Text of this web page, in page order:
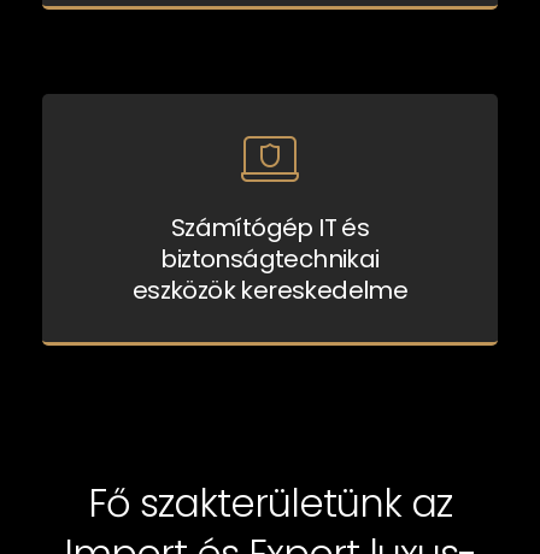
Számítógép IT és
biztonságtechnikai
eszközök kereskedelme
Fő szakterületünk az